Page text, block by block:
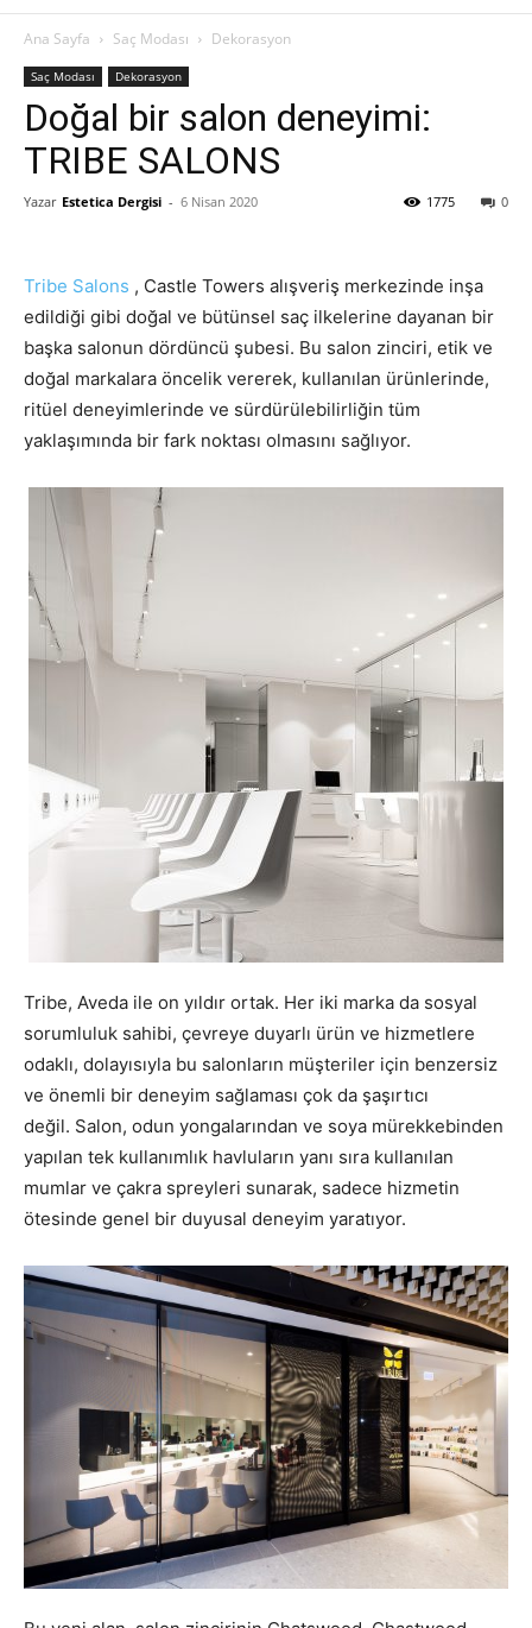
Ana Sayfa Saç Modası Dekorasyon
Saç Modası Dekorasyon
Doğal bir salon deneyimi:
TRIBE SALONS
Yazar Estetica Dergisi - 6 Nisan 2020 0
1775
Tribe Salons , Castle Towers alışveriş merkezinde inşa
edildiği gibi doğal ve bütünsel saç ilkelerine dayanan bir
başka salonun dördüncü şubesi. Bu salon zinciri, etik ve
doğal markalara öncelik vererek, kullanılan ürünlerinde,
ritüel deneyimlerinde ve sürdürülebilirliğin tüm
yaklaşımında bir fark noktası olmasını sağlıyor.
Tribe, Aveda ile on yıldır ortak. Her iki marka da sosyal
sorumluluk sahibi, çevreye duyarlı ürün ve hizmetlere
odaklı, dolayısıyla bu salonların müşteriler için benzersiz
ve önemli bir deneyim sağlaması çok da şaşırtıcı
değil. Salon, odun yongalarından ve soya mürekkebinden
yapılan tek kullanımlık havluların yanı sıra kullanılan
mumlar ve çakra spreyleri sunarak, sadece hizmetin
ötesinde genel bir duyusal deneyim yaratıyor.